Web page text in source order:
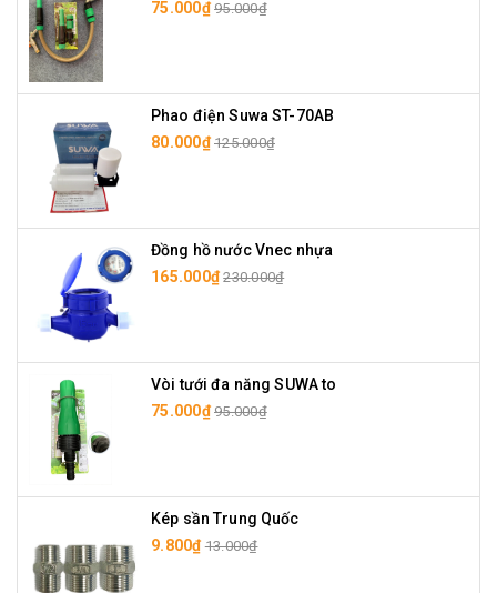
75.000₫ 95.000₫
Phao điện Suwa ST-70AB
80.000₫ 125.000₫
Đồng hồ nước Vnec nhựa
165.000₫ 230.000₫
Vòi tưới đa năng SUWA to
75.000₫ 95.000₫
Kép sần Trung Quốc
9.800₫ 13.000₫